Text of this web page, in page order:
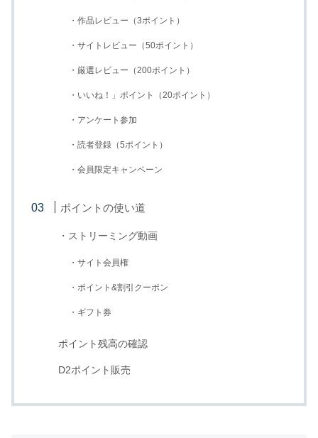
・作品レビュー（3ポイント）
・サイトレビュー（50ポイント）
・厳選レビュー（200ポイント）
・いいね！」ポイント（20ポイント）
・アンケート参加
・読者登録（5ポイント）
・会員限定キャンペーン
ポイントの使い道
・ストリーミング動画
・サイト会員権
・ポイント&割引クーポン
・ギフト券
ポイント残高の確認
D2ポイント販売